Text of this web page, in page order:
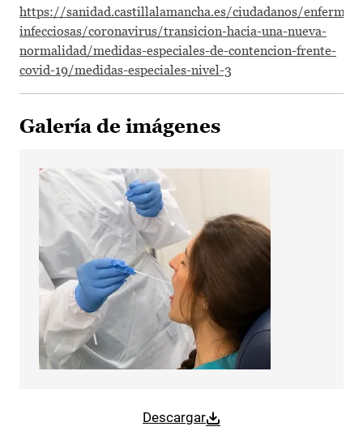
https://sanidad.castillalamancha.es/ciudadanos/
infecciosas/coronavirus/transicion-hacia-una-nueva-
normalidad/medidas-especiales-de-contencion-frente-
covid-19/medidas-especiales-nivel-3
Galería de imágenes
Descargar